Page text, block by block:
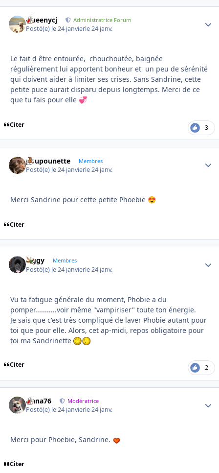
Queenycj Administratrice Forum
Posté(e) le 24 janvierle 24 janv.
Le fait d être entourée, chouchoutée, baignée
régulièrement lui apportent bonheur et un peu de sérénité
qui doivent aider à limiter ses crises. Sans Sandrine, cette
petite puce aurait disparu depuis longtemps. Merci de ce
que tu fais pour elle 💞
Citer 3
poupounette Membres
Posté(e) le 24 janvierle 24 janv.
Merci Sandrine pour cette petite Phoebie 😍
Citer
Ziggy Membres
Posté(e) le 24 janvierle 24 janv.
Vu ta fatigue générale du moment, Phobie a du
pomper...........voir même "vampiriser" toute ton énergie.
Je sais que c'est très compliqué de laver Phobie autant pour
toi que pour elle. Alors, cet ap-midi, repos obligatoire pour
toi ma Sandrinette
Citer 2
Anna76 Modératrice
Posté(e) le 24 janvierle 24 janv.
Merci pour Phoebie, Sandrine.
Citer